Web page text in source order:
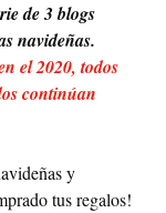
de 3 blogs
navideñas.
el 2020, todos
continúan
y
tus regalos!